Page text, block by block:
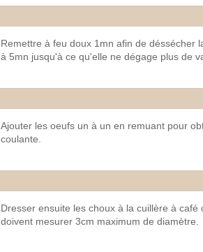
Remettre à feu doux 1mn afin de déssécher
à 5mn jusqu'à ce qu'elle ne dégage plus de
Ajouter les oeufs un à un en remuant pour
coulante.
Dresser ensuite les choux à la cuillère à
doivent mesurer 3cm maximum de diamètre.